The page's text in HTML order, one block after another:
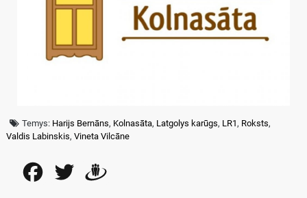
Temys: Harijs Bernāns, Kolnasāta, Latgolys karūgs, LR1, Roksts,
Valdis Labinskis, Vineta Vilcāne
FacebookTwitter